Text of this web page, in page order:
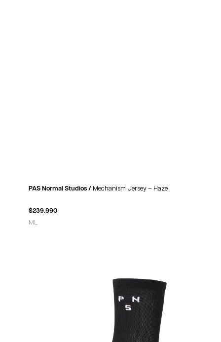
PAS Normal Studios / Mechanism Jersey – Haze
$239.990
M L